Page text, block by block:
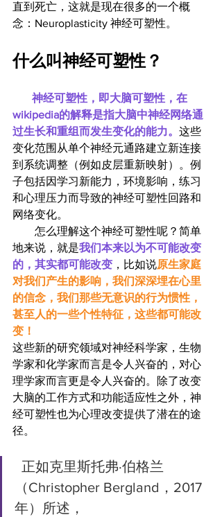
直到死亡，这就是现在很多的一个概
念：Neuroplasticity 神经可塑性。
什么叫神经可塑性？
神经可塑性，即大脑可塑性，在
wikipedia的解释是指大脑中神经网络通
过生长和重组而发生变化的能力。 这些
变化范围从单个神经元通路建立新连接
到系统调整（例如皮层重新映射）。例
子包括因学习新能力，环境影响，练习
和心理压力而导致的神经可塑性回路和
网络变化。
地来说，就是我们本来以为不可能改变
的，其实都可能改变 ，比如说原生家庭
对我们产生的影响，我们深深埋在心里
的信念，我们那些无意识的行为惯性，
甚至人的一些个性特征，这些都可能改
变！
这些新的研究领域对神经科学家，生物
学家和化学家而言是令人兴奋的，对心
理学家而言更是令人兴奋的。除了改变
大脑的工作方式和功能适应性之外，神
经可塑性也为心理改变提供了潜在的途
径。
正如克里斯托弗·伯格兰
（Christopher Bergland，2017
年）所述，